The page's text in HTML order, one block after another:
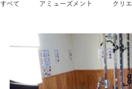
すべて アミューズメント クリ